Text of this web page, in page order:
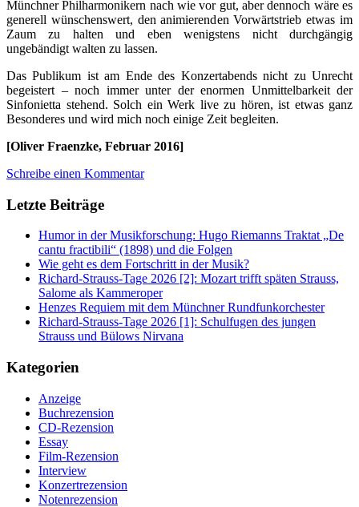
Münchner Philharmonikern nach wie vor gut, aber dennoch wäre es
generell wünschenswert, den animierenden Vorwärtstrieb etwas im
Zaum zu halten und eben wenigstens nicht durchgängig
ungebändigt walten zu lassen.
Das Publikum ist am Ende des Konzertabends nicht zu Unrecht
begeistert – noch immer unter der enormen Unmittelbarkeit der
Sinfonietta stehend. Solch ein Werk live zu hören, ist etwas ganz
Besonderes und wird mich noch einige Zeit begleiten.
[Oliver Fraenzke, Februar 2016]
Schreibe einen Kommentar
Letzte Beiträge
Humor in der Musikforschung: Hugo Riemanns Traktat „De
cantu fractibili“ (1898) und die Folgen
Wie geht es dem Fortschritt in der Musik?
Richard-Strauss-Tage 2026 [2]: Mozart trifft späten Strauss,
Salome als Kammeroper
Henzes Requiem mit dem Münchner Rundfunkorchester
Richard-Strauss-Tage 2026 [1]: Schulfugen des jungen
Strauss und Bülows Nirvana
Kategorien
Anzeige
Buchrezension
CD-Rezension
Essay
Film-Rezension
Interview
Konzertrezension
Notenrezension